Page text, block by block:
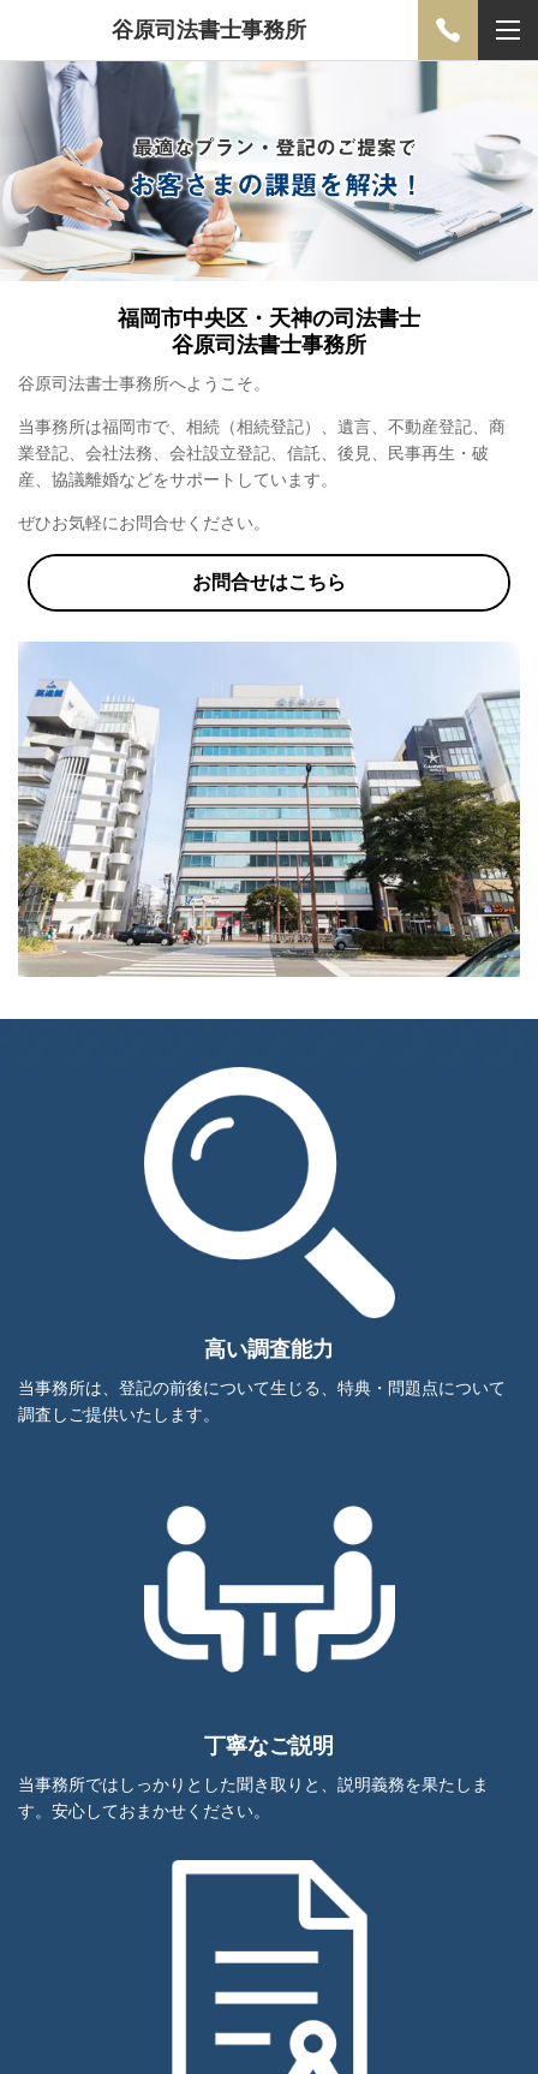
谷原司法書士事務所
福岡市中央区・天神の司法書士
谷原司法書士事務所
谷原司法書士事務所へようこそ。
当事務所は福岡市で、相続（相続登記）、遺言、不動産登記、商
業登記、会社法務、会社設立登記、信託、後見、民事再生・破
産、協議離婚などをサポートしています。
ぜひお気軽にお問合せください。
お問合せはこちら
高い調査能力
当事務所は、登記の前後について生じる、特典・問題点について
調査しご提供いたします。
丁寧なご説明
当事務所ではしっかりとした聞き取りと、説明義務を果たしま
す。安心しておまかせください。